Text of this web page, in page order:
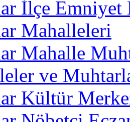
İlçe
Mahalleleri
Mahalle
ve
Kültür